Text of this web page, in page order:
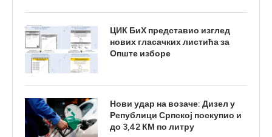
ЦИК БиХ представио изглед
нових гласачких листића за
Опште изборе
Нови удар на возаче: Дизел у
Републици Српској поскупио и
до 3,42 КМ по литру